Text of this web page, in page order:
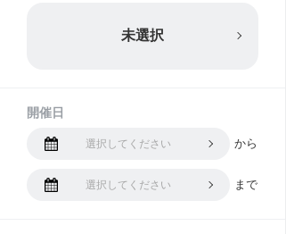
未選択
開催日
選択してください から
選択してください まで